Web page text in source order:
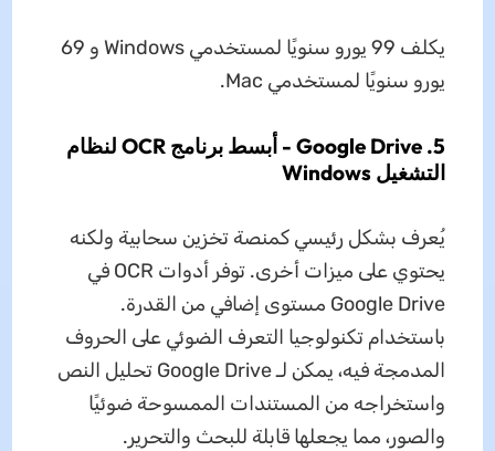
يكلف 99 يورو سنويًا لمستخدمي Windows و 69
يورو سنويًا لمستخدمي Mac.
5. Google Drive - أبسط برنامج OCR لنظام
التشغيل Windows
يُعرف بشكل رئيسي كمنصة تخزين سحابية ولكنه
يحتوي على ميزات أخرى. توفر أدوات OCR في
Google Drive مستوى إضافي من القدرة.
باستخدام تكنولوجيا التعرف الضوئي على الحروف
المدمجة فيه، يمكن لـ Google Drive تحليل النص
واستخراجه من المستندات الممسوحة ضوئيًا
والصور، مما يجعلها قابلة للبحث والتحرير.